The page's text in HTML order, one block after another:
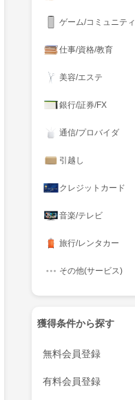
ゲーム/コミュニティ
仕事/資格/教育
美容/エステ
銀行/証券/FX
通信/プロバイダ
引越し
クレジットカード
音楽/テレビ
旅行/レンタカー
その他(サービス)
獲得条件から探す
無料会員登録
有料会員登録